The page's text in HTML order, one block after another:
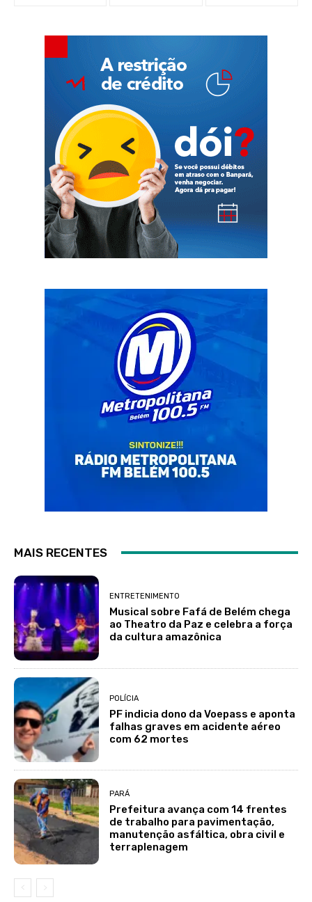
MAIS RECENTES
ENTRETENIMENTO
Musical sobre Fafá de Belém chega
ao Theatro da Paz e celebra a força
da cultura amazônica
POLÍCIA
PF indicia dono da Voepass e aponta
falhas graves em acidente aéreo
com 62 mortes
PARÁ
Prefeitura avança com 14 frentes
de trabalho para pavimentação,
manutenção asfáltica, obra civil e
terraplenagem